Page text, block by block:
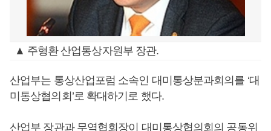
▲ 주형환 산업통상자원부 장관.
산업부는 통상산업포럼 소속인 대미통상분과회의를 ‘대
미통상협의회’로 확대하기로 했다.
산업부 장관과 무역협회장이 대미통상협의회의 공동위